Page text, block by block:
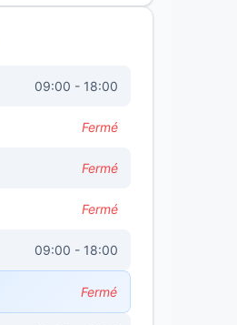
09:00 - 18:00
Fermé
Fermé
Fermé
09:00 - 18:00
Fermé